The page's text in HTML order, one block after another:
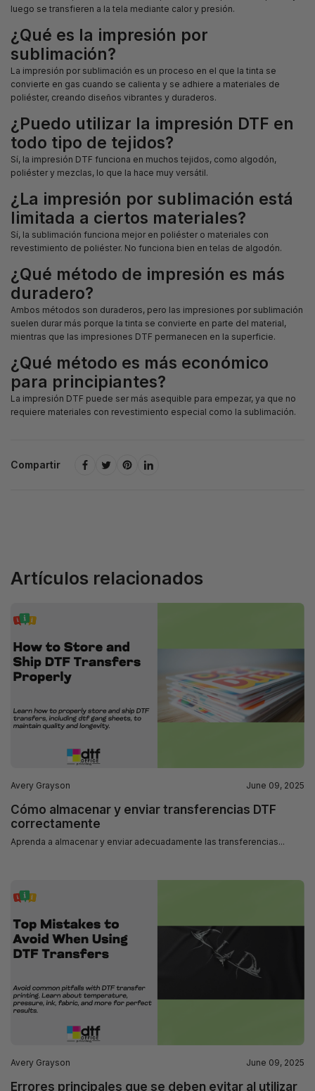
luego se transfieren a la tela mediante calor y presión.
¿Qué es la impresión por
sublimación?
La impresión por sublimación es un proceso en el que la tinta se
convierte en gas cuando se calienta y se adhiere a materiales de
poliéster, creando diseños vibrantes y duraderos.
¿Puedo utilizar la impresión DTF en
todo tipo de tejidos?
Sí, la impresión DTF funciona en muchos tejidos, como algodón,
poliéster y mezclas, lo que la hace muy versátil.
¿La impresión por sublimación está
limitada a ciertos materiales?
Sí, la sublimación funciona mejor en poliéster o materiales con
revestimiento de poliéster. No funciona bien en telas de algodón.
¿Qué método de impresión es más
duradero?
Ambos métodos son duraderos, pero las impresiones por sublimación
suelen durar más porque la tinta se convierte en parte del material,
mientras que las impresiones DTF permanecen en la superficie.
¿Qué método es más económico
para principiantes?
La impresión DTF puede ser más asequible para empezar, ya que no
requiere materiales con revestimiento especial como la sublimación.
Compartir
Artículos relacionados
Avery Grayson June 09, 2025
Cómo almacenar y enviar transferencias DTF
correctamente
Aprenda a almacenar y enviar adecuadamente las transferencias...
Avery Grayson June 09, 2025
Errores principales que se deben evitar al utilizar